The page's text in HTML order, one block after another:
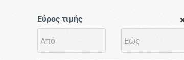
Εύρος τιμής